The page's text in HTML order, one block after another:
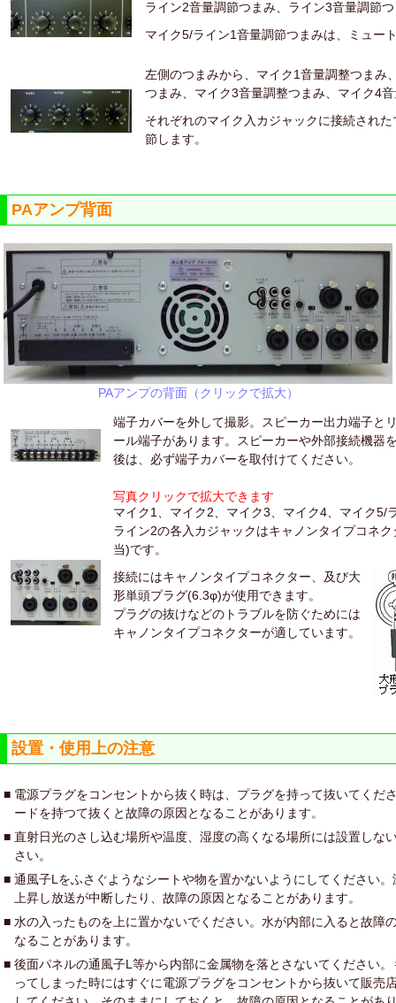
ライン2音量調節つまみ、ライン3音量調節
マイク5/ライン1音量調節つまみは、ミュー
左側のつまみから、マイク1音量調整つまみ
つまみ、マイク3音量調整つまみ、マイク4
それぞれのマイク入カジャックに接続され
節します。
PAアンプ背面
PAアンプの背面（クリックで拡大）
端子カバーを外して撮影。スピーカー出力端子と
ール端子があります。スピーカーや外部接続機器
後は、必ず端子カバーを取付けてください。
写真クリックで拡大できます
マイク1、マイク2、マイク3、マイク4、マイク5/
ライン2の各入カジャックはキャノンタイプコネ
当)です。
接続にはキャノンタイプコネクター、及び大
形単頭プラグ(6.3φ)が使用できます。
プラグの抜けなどのトラブルを防ぐためには
キャノンタイプコネクターが適しています。
設置・使用上の注意
■ 電源プラグをコンセントから抜く時は、プラグを持って抜いてくだ
ードを持つて抜くと故障の原因となることがあります。
■ 直射日光のさし込む場所や温度、湿度の高くなる場所には設置しな
さい。
■ 通風子Lをふさぐようなシートや物を置かないようにしてください。
上昇し放送が中断したり、故障の原因となることがあります。
■ 水の入ったものを上に置かないでください。水が内部に入ると故障
なることがあります。
■ 後面パネルの通風子L等から内部に金属物を落とさないてください。
ってしまった時にはすぐに電源プラグをコンセントから抜いて販売